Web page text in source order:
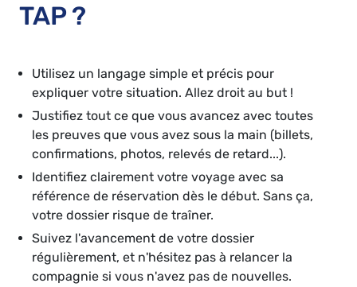
TAP ?
Utilisez un langage simple et précis pour
expliquer votre situation. Allez droit au but !
Justifiez tout ce que vous avancez avec toutes
les preuves que vous avez sous la main (billets,
confirmations, photos, relevés de retard...).
Identifiez clairement votre voyage avec sa
référence de réservation dès le début. Sans ça,
votre dossier risque de traîner.
Suivez l'avancement de votre dossier
régulièrement, et n'hésitez pas à relancer la
compagnie si vous n'avez pas de nouvelles.